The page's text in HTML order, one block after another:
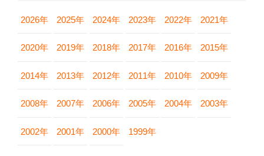
2026年 2025年 2024年 2023年 2022年 2021年
2020年 2019年 2018年 2017年 2016年 2015年
2014年 2013年 2012年 2011年 2010年 2009年
2008年 2007年 2006年 2005年 2004年 2003年
2002年 2001年 2000年 1999年